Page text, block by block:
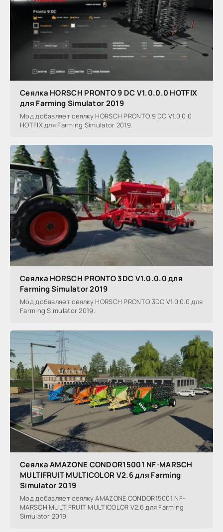
Сеялка HORSCH PRONTO 9 DC V1.0.0.0 HOTFIX
для Farming Simulator 2019
Мод добавляет сеялку HORSCH PRONTO 9 DC V1.0.0.0
HOTFIX для Farming Simulator 2019.
Сеялка HORSCH PRONTO 3DC V1.0.0.0 для
Farming Simulator 2019
Мод добавляет сеялку HORSCH PRONTO 3DC V1.0.0.0 для
Farming Simulator 2019.
Сеялка AMAZONE CONDOR15001 NF-MARSCH
MULTIFRUIT MULTICOLOR V2.6 для Farming
Simulator 2019
Мод добавляет сеялку AMAZONE CONDOR15001 NF-
MARSCH MULTIFRUIT MULTICOLOR V2.6 для Farming
Simulator 2019.